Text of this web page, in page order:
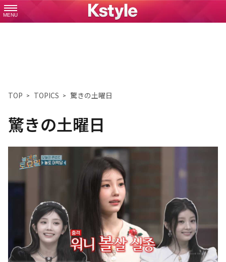
MENU
TOP TOPICS 驚きの土曜日
驚きの土曜日